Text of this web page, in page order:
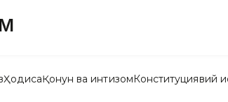
ҲодисаҚонун ва интизомКонституциявий